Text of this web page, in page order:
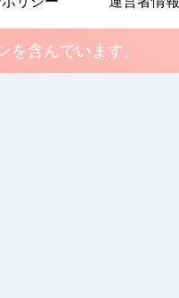
を含んでいます。